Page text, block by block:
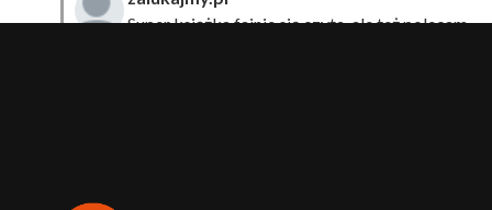
Super książka fajnie się czyta, ale też polecam
książki skoro czyta się np na czytniku.